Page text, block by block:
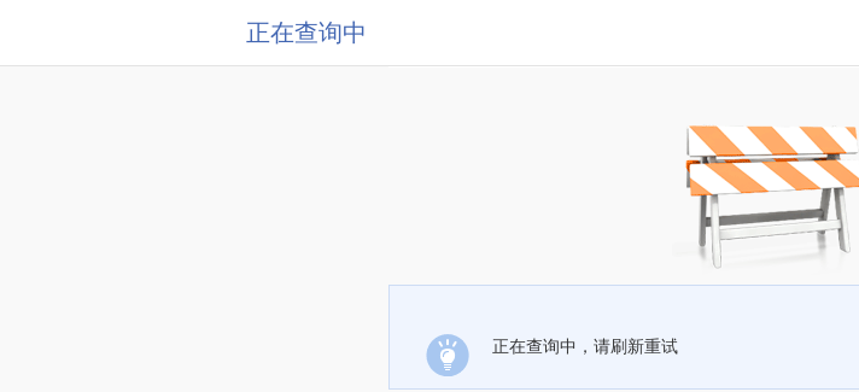
正在查询中
正在查询中，请刷新重试